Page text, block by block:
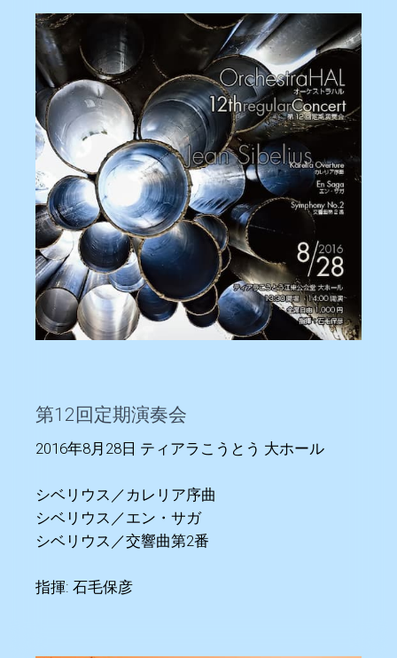
第12回定期演奏会
2016年8月28日 ティアラこうとう 大ホール
シベリウス／カレリア序曲
シベリウス／エン・サガ
シベリウス／交響曲第2番
指揮: 石毛保彦